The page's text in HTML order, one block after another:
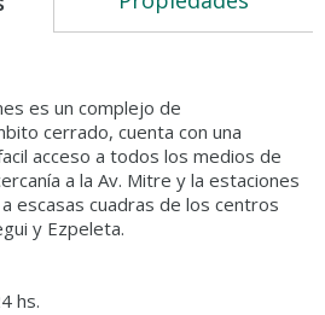
es un complejo de
cerrado, cuenta con una
acceso a todos los medios de
a la Av. Mitre y la estaciones
escasas cuadras de los centros
y Ezpeleta.
hs.